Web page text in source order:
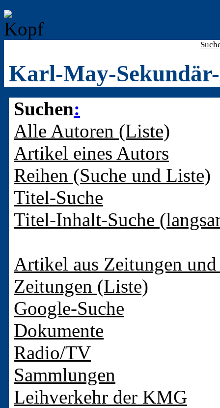
Karl-May-
Suchen:
Alle Autoren (Liste)
Artikel eines Autors
Reihen (Suche und Liste)
Titel-Suche
Titel-Inhalt-Suche
Artikel aus Zeitungen
Zeitungen (Liste)
Google-Suche
Dokumente
Radio/TV
Sammlungen
Leihverkehr der KMG